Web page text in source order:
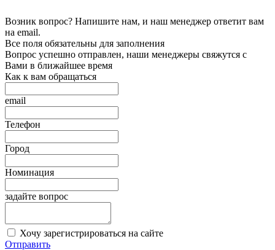
Возник вопрос? Напишите нам, и наш менеджер ответит вам
на email.
Все поля обязательны для заполнения
Вопрос успешно отправлен, наши менеджеры свяжутся с
Вами в ближайшее время
Как к вам обращаться
email
Телефон
Город
Номинация
задайте вопрос
Хочу зарегистрироваться на сайте
Отправить